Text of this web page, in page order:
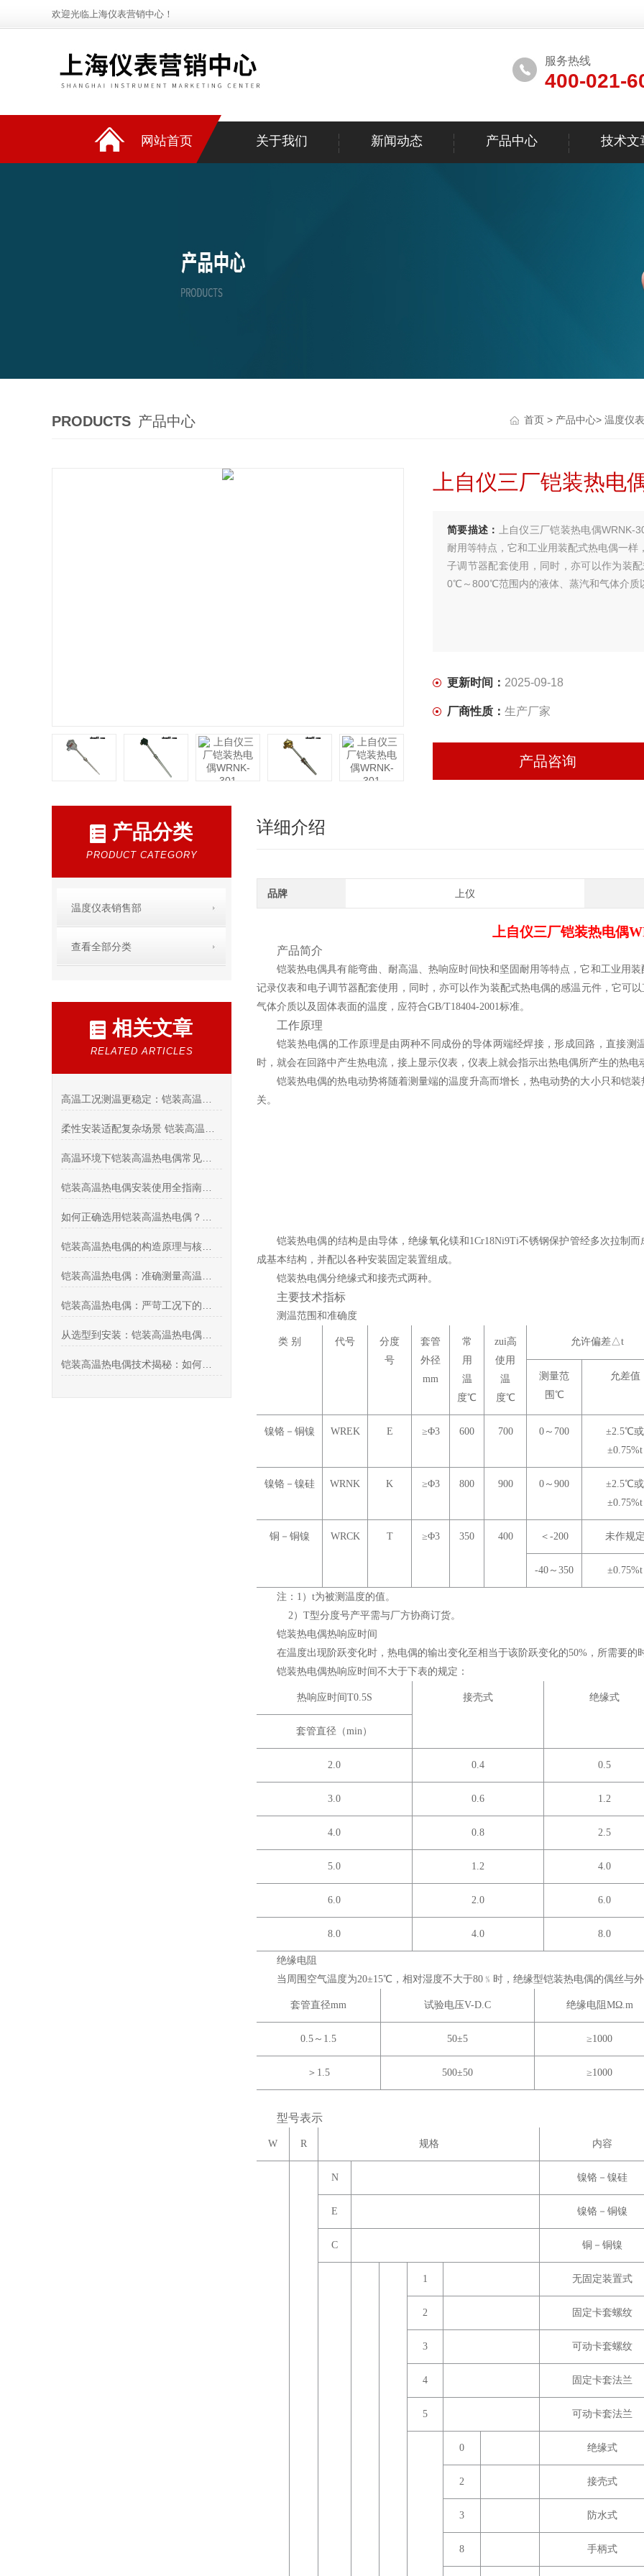
欢迎光临上海仪表营销中心！
服务热线
400-021-
网站首页 关于我们 新闻动态 产品中心 技术文
PRODUCTS 产品中心 首页 > 产品中心> 温度仪
上自仪三厂铠装热电
简要描述：
上自仪三厂铠装热电偶
耐用等特点，它和工业用装配式热电偶一
子调节器配套使用，同时，亦可以作为装
0℃～800℃范围内的液体、蒸汽和气体介质
更新时间： 2025-09-18
厂商性质： 生产厂家
产品咨询
产品分类
PRODUCT CATEGORY
温度仪表销售部
查看全部分类
相关文章
RELATED ARTICLES
详细介绍
品牌 上仪
上自仪三厂铠装热电偶
产品简介
铠装热电偶具有能弯曲、耐高温、热响应时间快和坚固耐用等特点，它和工业用
记录仪表和电子调节器配套使用，同时，亦可以作为装配式热电偶的感温元件，它可
气体介质以及固体表面的温度，应符合GB/T18404-2001标准。
工作原理
铠装热电偶的工作原理是由两种不同成份的导体两端经焊接，形成回路，直接
时，就会在回路中产生热电流，接上显示仪表，仪表上就会指示出热电偶所产生的热电
铠装热电偶的热电动势将随着测量端的温度升高而增长，热电动势的大小只和铠
关。
铠装热电偶的结构是由导体，绝缘氧化镁和1Cr18Ni9Ti不锈钢保护管经多次拉制
成基本结构，并配以各种安装固定装置组成。
铠装热电偶分绝缘式和接壳式两种。
主要技术指标
测温范围和准确度
类 别 代号
分度
号
套管
外径
mm
常
用
温
度℃
zui高
使用
温
度℃
允许偏差△t
测量范
围 ℃
允差值
镍铬－铜镍 WREK E ≥Φ3 600 700 0～700 ±2.5℃或
±0.75%t
镍铬－镍硅 WRNK K ≥Φ3 800 900 0～900 ±2.5℃或
±0.75%t
铜－铜镍 WRCK T ≥Φ3 350 400 ＜-200 未作规
-40～350 ±0.75%t
注：1）t为被测温度的值。
2）T型分度号产平需与厂方协商订货。
铠装热电偶热响应时间
在温度出现阶跃变化时，热电偶的输出变化至相当于该阶跃变化的50%，所需要的
铠装热电偶热响应时间不大于下表的规定：
热响应时间T0.5S 接壳式 绝缘式
套管直径（min）
2.0 0.4 0.5
3.0 0.6 1.2
4.0 0.8 2.5
5.0 1.2 4.0
6.0 2.0 6.0
8.0 4.0 8.0
绝缘电阻
当周围空气温度为20±15℃ ，相对湿度不大于80﹪时，绝缘型铠装热电偶的偶丝与
套管直径mm 试验电压V-D.C 绝缘电阻MΩ.m
0.5～1.5 50±5 ≥1000
＞1.5 500±50 ≥1000
型号表示
W R 规格 内容
N 镍铬－镍硅
E 镍铬－铜镍
C 铜－铜镍
1 无固定装置式
2 固定卡套螺纹
3 可动卡套螺纹
4 固定卡套法兰
5 可动卡套法兰
0 绝缘式
2 接壳式
3 防水式
8 手柄式